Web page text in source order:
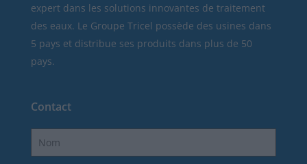
expert dans les solutions innovantes de traitement
des eaux. Le Groupe Tricel possède des usines dans
5 pays et distribue ses produits dans plus de 50
pays.
Contact